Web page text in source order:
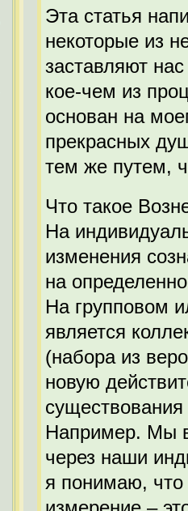
Эта статья
некоторые из
заставляют
кое-чем из
основан на
прекрасных
тем же путем,
Что такое
На
изменения
на
На групповом
является
(набора из
новую
Например. Мы
через наши
я понимаю,